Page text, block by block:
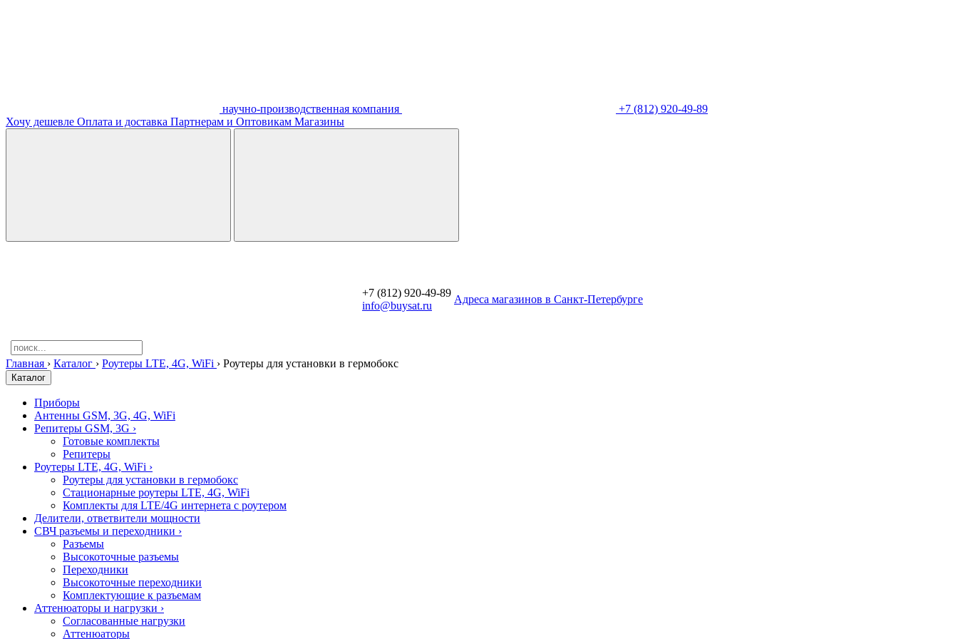
научно-производственная компания
+7 (812) 920-49-89
Хочу дешевле Оплата и доставка Партнерам и Оптовикам Магазины
+7 (812) 920-49-89
info@buysat.ru
Aдреса магазинов в Санкт-Петербурге
Главная › Каталог › Роутеры LTE, 4G, WiFi › Роутеры для установки в гермобокс
Каталог
Приборы
Антенны GSM, 3G, 4G, WiFi
Репитеры GSM, 3G ›
Готовые комплекты
Репитеры
Роутеры LTE, 4G, WiFi ›
Роутеры для установки в гермобокс
Стационарные роутеры LTE, 4G, WiFi
Комплекты для LTE/4G интернета с роутером
Делители, ответвители мощности
СВЧ разъемы и переходники ›
Разъемы
Высокоточные разъемы
Переходники
Высокоточные переходники
Комплектующие к разъемам
Аттенюаторы и нагрузки ›
Согласованные нагрузки
Аттенюаторы